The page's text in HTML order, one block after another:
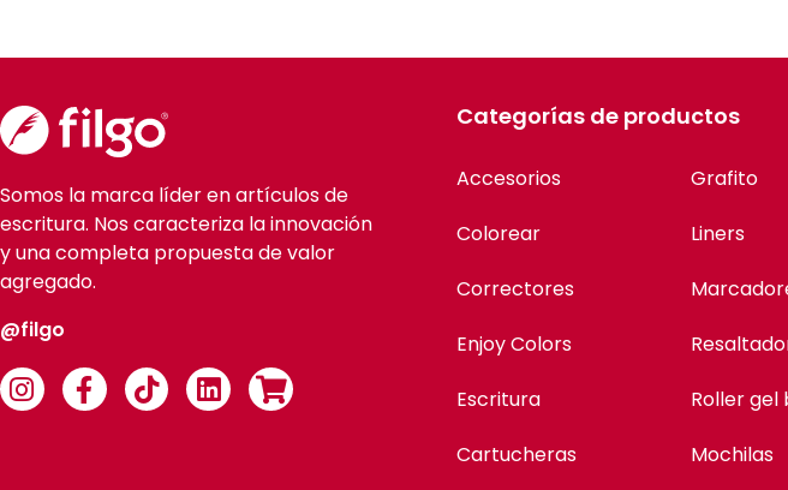
Somos la marca líder en artículos de
escritura. Nos caracteriza la innovación
y una completa propuesta de valor
agregado.
@filgo
Categorías de productos
Accesorios
Colorear
Correctores
Enjoy Colors
Escritura
Cartucheras
Grafito
Liners
Roller
Mochilas